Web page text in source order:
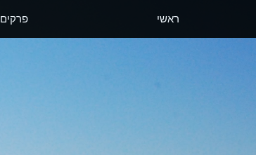
ראשי פרקים